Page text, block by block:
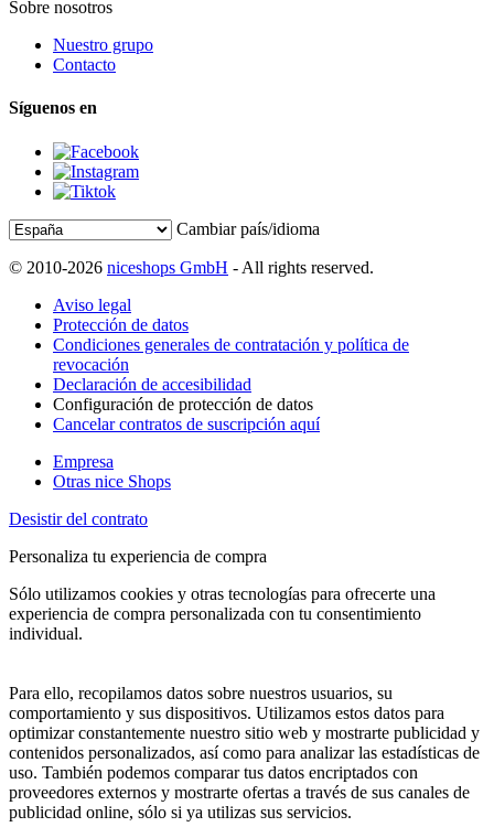
Sobre nosotros
Nuestro grupo
Contacto
Síguenos en
Cambiar país/idioma
© 2010-2026 niceshops GmbH - All rights reserved.
Aviso legal
Protección de datos
Condiciones generales de contratación y política de
revocación
Declaración de accesibilidad
Configuración de protección de datos
Cancelar contratos de suscripción aquí
Empresa
Otras nice Shops
Desistir del contrato
Personaliza tu experiencia de compra
Sólo utilizamos cookies y otras tecnologías para ofrecerte una
experiencia de compra personalizada con tu consentimiento
individual.
Para ello, recopilamos datos sobre nuestros usuarios, su
comportamiento y sus dispositivos. Utilizamos estos datos para
optimizar constantemente nuestro sitio web y mostrarte publicidad y
contenidos personalizados, así como para analizar las estadísticas de
uso. También podemos comparar tus datos encriptados con
proveedores externos y mostrarte ofertas a través de sus canales de
publicidad online, sólo si ya utilizas sus servicios.